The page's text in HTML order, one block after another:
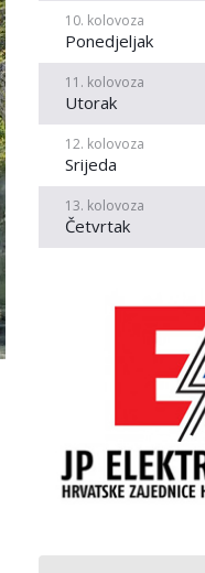
10. kolovoza
Ponedjeljak
11. kolovoza
Utorak
12. kolovoza
Srijeda
13. kolovoza
Četvrtak